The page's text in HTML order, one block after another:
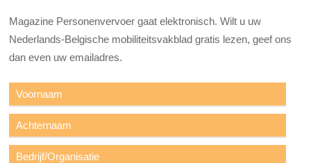
Magazine Personenvervoer gaat elektronisch. Wilt u uw
Nederlands-Belgische mobiliteitsvakblad gratis lezen, geef ons
dan even uw emailadres.